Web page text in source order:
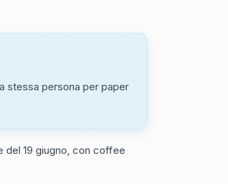
stessa persona per paper
del 19 giugno, con coffee